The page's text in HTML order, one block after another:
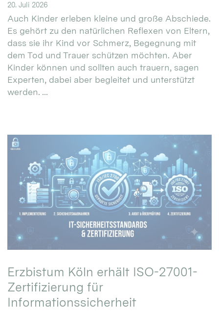
20. Juli 2026
Auch Kinder erleben kleine und große Abschiede.
Es gehört zu den natürlichen Reflexen von Eltern,
dass sie ihr Kind vor Schmerz, Begegnung mit
dem Tod und Trauer schützen möchten. Aber
Kinder können und sollten auch trauern, sagen
Experten, dabei aber begleitet und unterstützt
werden. ...
Erzbistum Köln erhält ISO-27001-
Zertifizierung für
Informationssicherheit